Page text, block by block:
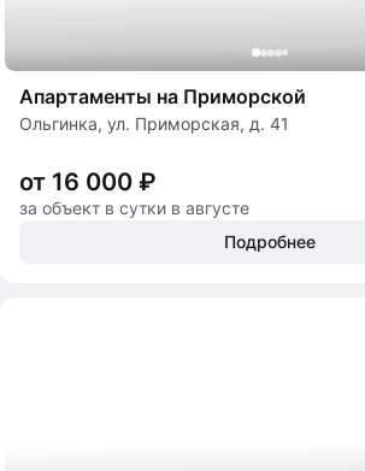
Апартаменты на Приморской
Ольгинка, ул. Приморская, д. 41
от 16 000 ₽
за объект в сутки в августе
Подробнее